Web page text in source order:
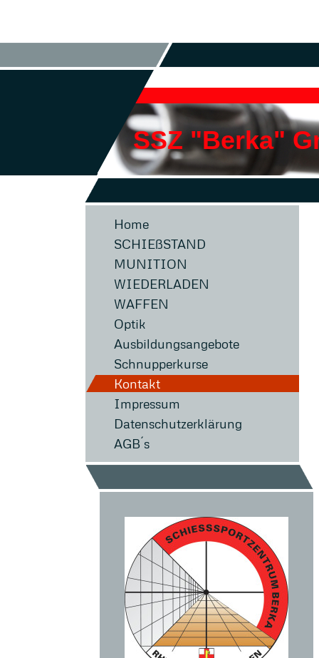
SSZ "Berka"
Home
SCHIEßSTAND
MUNITION
WIEDERLADEN
WAFFEN
Optik
Ausbildungsangebote
Schnupperkurse
Kontakt
Impressum
Datenschutzerklärung
AGB´s